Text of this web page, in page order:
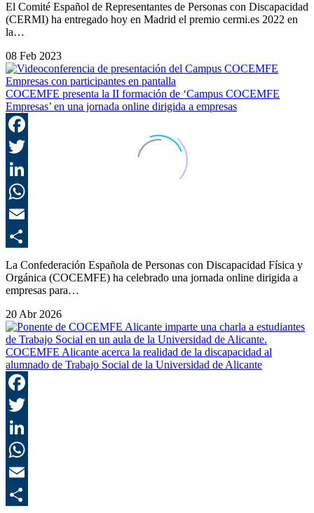
El Comité Español de Representantes de Personas con Discapacidad
(CERMI) ha entregado hoy en Madrid el premio cermi.es 2022 en
la…
08 Feb 2023
COCEMFE presenta la II formación de ‘Campus COCEMFE
Empresas’ en una jornada online dirigida a empresas
La Confederación Española de Personas con Discapacidad Física y
Orgánica (COCEMFE) ha celebrado una jornada online dirigida a
empresas para…
20 Abr 2026
COCEMFE Alicante acerca la realidad de la discapacidad al
alumnado de Trabajo Social de la Universidad de Alicante